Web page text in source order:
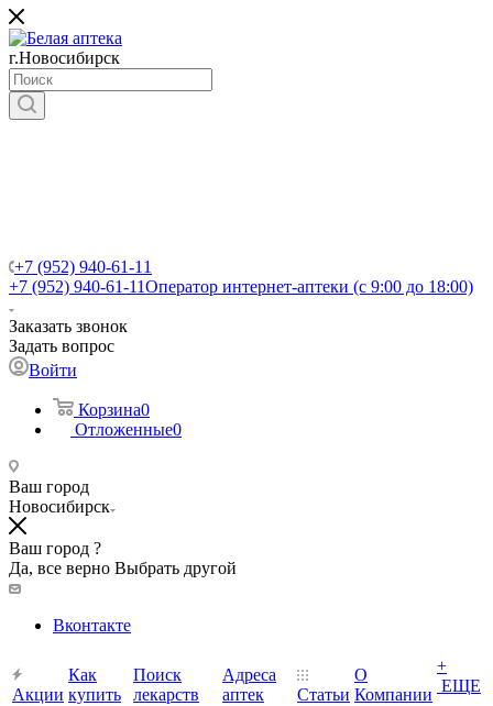
г.Новосибирск
+7 (952) 940-61-11
+7 (952) 940-61-11Оператор интернет-аптеки (с 9:00 до 18:00)
Заказать звонок
Задать вопрос
Войти
Корзина0
Отложенные0
Ваш город
Новосибирск
Ваш город ?
Да, все верно Выбрать другой
Вконтакте
Акции
Как
купить
Поиск
лекарств
Адреса
аптек
Статьи
О
Компании
+
ЕЩЕ